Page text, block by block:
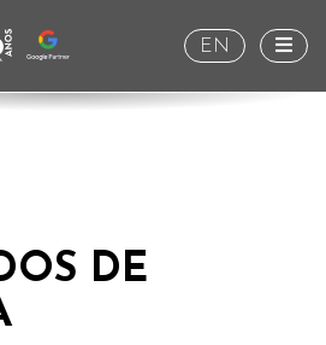
EN
DE